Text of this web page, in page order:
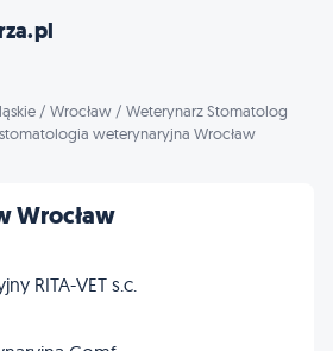
/ Wrocław / Weterynarz Stomatolog
weterynaryjna Wrocław
Wrocław
RITA-VET s.c.